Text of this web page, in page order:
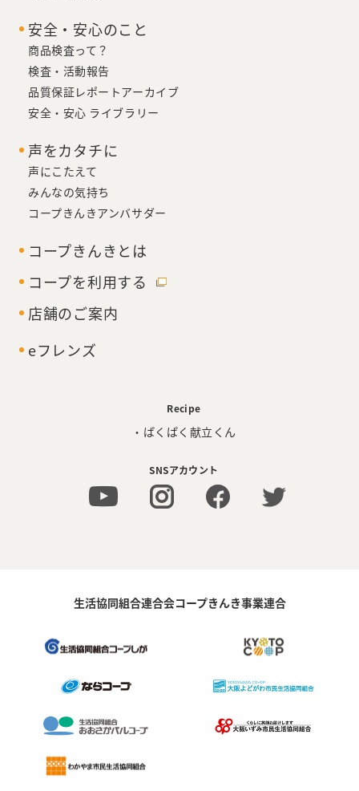
安全・安心のこと
商品検査って？
検査・活動報告
品質保証レポートアーカイブ
安全・安心 ライブラリー
声をカタチに
声にこたえて
みんなの気持ち
コープきんきアンバサダー
コープきんきとは
コープを利用する
店舗のご案内
eフレンズ
Recipe
・ぱくぱく献立くん
SNSアカウント
生活協同組合連合会コープきんき事業連合